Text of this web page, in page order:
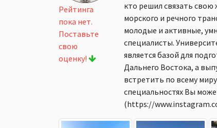
Рейтинга
пока нет.
Поставьте
свою
оценку!
кто решил связать
морского и речного
молодые и активные,
специалисты.
является базой для
Дальнего Востока, а
встретить по всему
специальностях Вы
(https://